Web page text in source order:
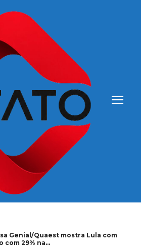
Genial/Quaest mostra Lula com
com 29% na...